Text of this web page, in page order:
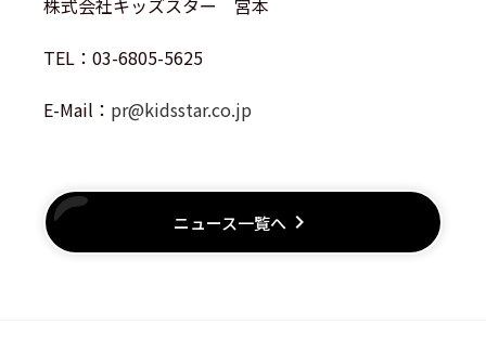
株式会社キッズスター 宮本
TEL：03-6805-5625
E-Mail： pr@kidsstar.co.jp
ニュース一覧へ keyboard_arrow_right